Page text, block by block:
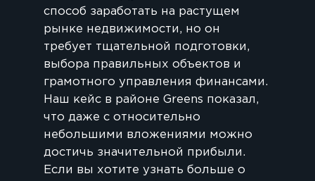
способ заработать на растущем
рынке недвижимости, но он
требует тщательной подготовки,
выбора правильных объектов и
грамотного управления финансами.
Наш кейс в районе Greens показал,
что даже с относительно
небольшими вложениями можно
достичь значительной прибыли.
Если вы хотите узнать больше о